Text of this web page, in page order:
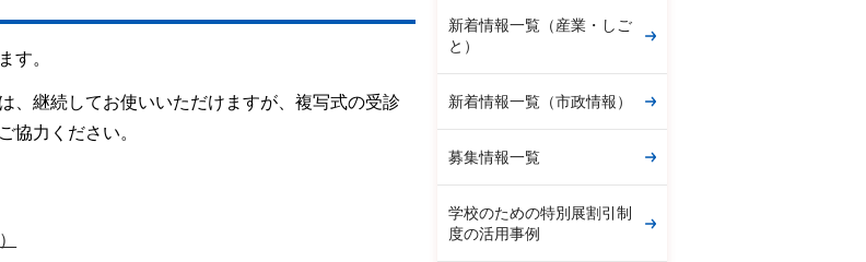
す。
、継続してお使いいただけますが、複写式の受診
協力ください。
新着情報一覧（産業・しご
と）
新着情報一覧（市政情報）
募集情報一覧
学校のための特別展割引制
度の活用事例